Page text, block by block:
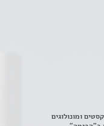
ומונולוגים